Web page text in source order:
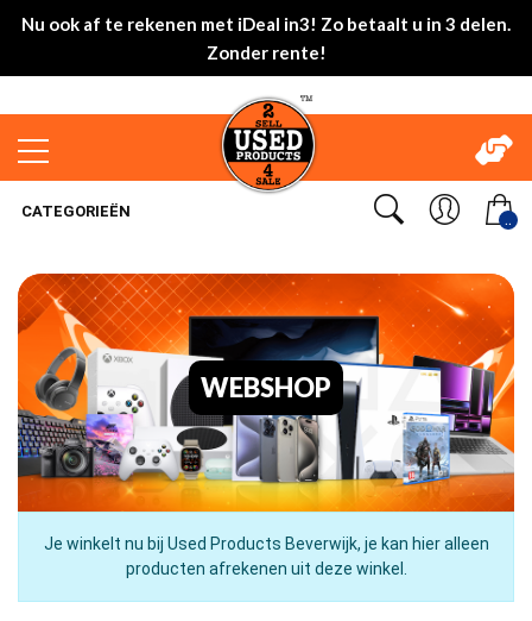
Nu ook af te rekenen met iDeal in3! Zo betaalt u in 3 delen.
Zonder rente!
..
CATEGORIEËN
WEBSHOP
Je winkelt nu bij Used Products Beverwijk, je kan hier alleen
producten afrekenen uit deze winkel.